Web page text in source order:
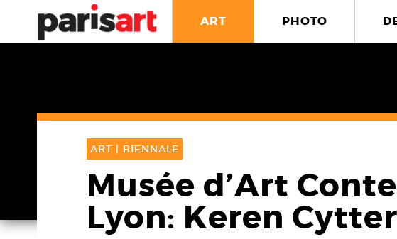
ART PHOTO
ART | BIENNALE
Musée d’Art
Lyon: Keren Cytter